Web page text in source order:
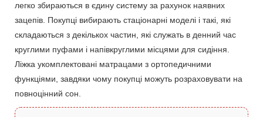
легко збираються в єдину систему за рахунок наявних
зацепів. Покупці вибирають стаціонарні моделі і такі, які
складаються з декількох частин, які служать в денний час
круглими пуфами і напівкруглими місцями для сидіння.
Ліжка укомплектовані матрацами з ортопедичними
функціями, завдяки чому покупці можуть розраховувати на
повноцінний сон.